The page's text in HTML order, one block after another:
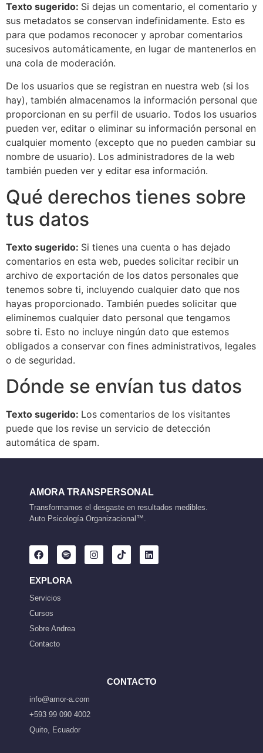
Texto sugerido: Si dejas un comentario, el comentario y
sus metadatos se conservan indefinidamente. Esto es
para que podamos reconocer y aprobar comentarios
sucesivos automáticamente, en lugar de mantenerlos en
una cola de moderación.
De los usuarios que se registran en nuestra web (si los
hay), también almacenamos la información personal que
proporcionan en su perfil de usuario. Todos los usuarios
pueden ver, editar o eliminar su información personal en
cualquier momento (excepto que no pueden cambiar su
nombre de usuario). Los administradores de la web
también pueden ver y editar esa información.
Qué derechos tienes sobre
tus datos
Texto sugerido: Si tienes una cuenta o has dejado
comentarios en esta web, puedes solicitar recibir un
archivo de exportación de los datos personales que
tenemos sobre ti, incluyendo cualquier dato que nos
hayas proporcionado. También puedes solicitar que
eliminemos cualquier dato personal que tengamos
sobre ti. Esto no incluye ningún dato que estemos
obligados a conservar con fines administrativos, legales
o de seguridad.
Dónde se envían tus datos
Texto sugerido: Los comentarios de los visitantes
puede que los revise un servicio de detección
automática de spam.
AMORA TRANSPERSONAL
Transformamos el desgaste en resultados medibles.
Auto Psicología Organizacional™.
EXPLORA
Servicios
Cursos
Sobre Andrea
Contacto
CONTACTO
info@amor-a.com
+593 99 090 4002
Quito, Ecuador